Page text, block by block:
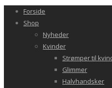
Forside
Shop
Nyheder
Kvinder
Strømper til
Glimmer
Halvhandsker